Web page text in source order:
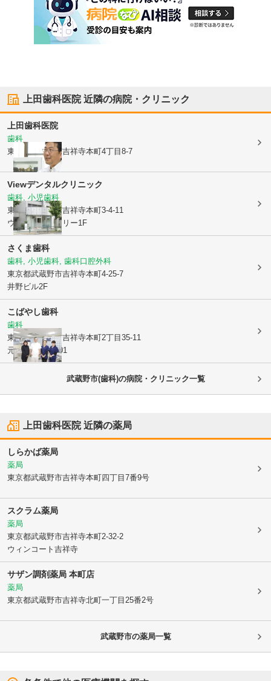
上田歯科医院近隣の病院・クリニック
上田歯科医院
歯科
東京都武蔵野市吉祥寺本町4丁目8-7
Viewデンタルクリニック
歯科, 小児歯科
東京都武蔵野市吉祥寺本町3-4-11
ウインズギャラリー1F
さくま歯科
歯科, 小児歯科, 歯科口腔外科
東京都武蔵野市吉祥寺本町4-25-7
井野ビル2F
こばやし歯科
歯科
東京都武蔵野市吉祥寺本町2丁目35-11
元町スギビル201
武蔵野市(歯科)の病院・クリニック一覧
上田歯科医院近隣の薬局
しらかば薬局
薬局
東京都武蔵野市吉祥寺本町四丁目7番9号
スクラム薬局
薬局
東京都武蔵野市吉祥寺本町2-32-2
ウィンコート吉祥寺
サザン調剤薬局 本町店
薬局
東京都武蔵野市吉祥寺北町一丁目25番2号
武蔵野市の薬局一覧